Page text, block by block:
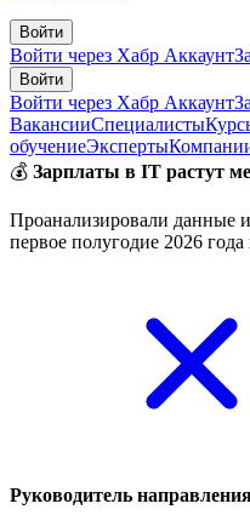
Войти
Войти через Хабр Аккаунт
Войти
Войти через Хабр Аккаунт
ВакансииСпециалисты
обучениеЭксперты
💰 Зарплаты в IT растут
Проанализировали данные
первое полугодие 2026
Руководитель